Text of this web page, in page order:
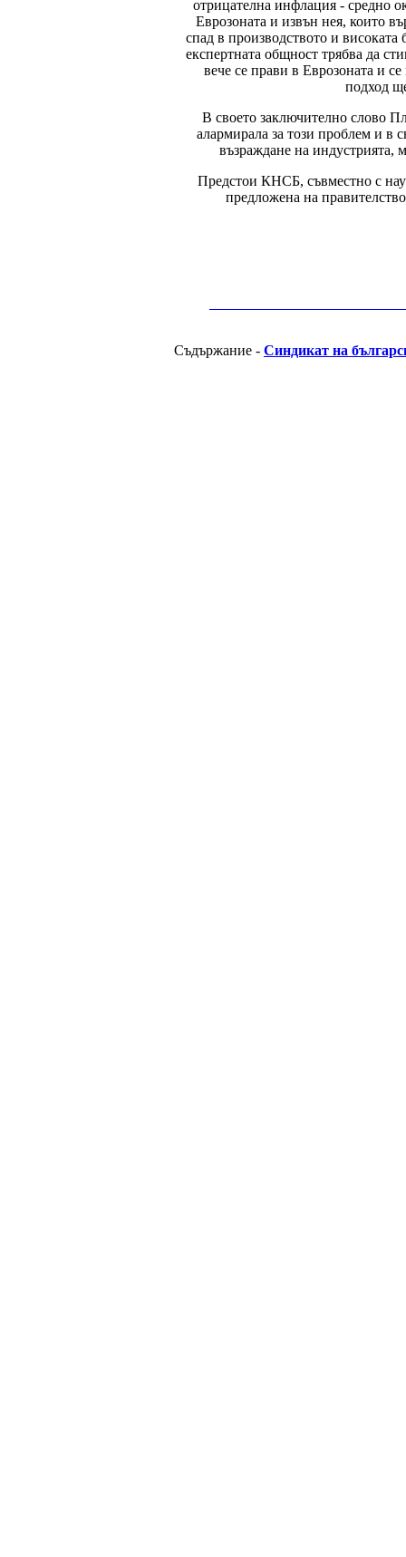
отрицателна инфлация - средно
Еврозоната и извън нея, които
спад в производството и
експертната общност трябва да
вече се прави в Еврозоната и
подход
В своето заключително слово
алармирала за този проблем и в
възраждане на индустрията,
Предстои КНСБ, съвместно с
предложена на
Съдържание - Синдикат на